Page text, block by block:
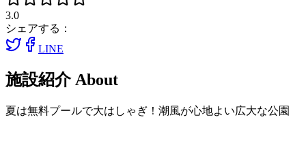
3.0
シェアする：
LINE
施設紹介 About
夏は無料プールで大はしゃぎ！潮風が心地よい広大な公園